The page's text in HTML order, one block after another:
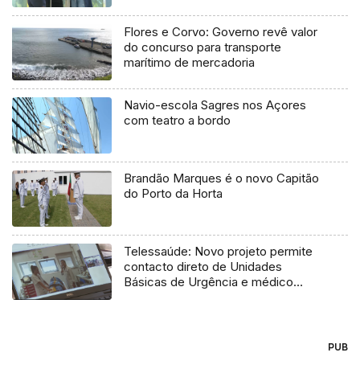
Flores e Corvo: Governo revê valor
do concurso para transporte
marítimo de mercadoria
Navio-escola Sagres nos Açores
com teatro a bordo
Brandão Marques é o novo Capitão
do Porto da Horta
Telessaúde: Novo projeto permite
contacto direto de Unidades
Básicas de Urgência e médico
PUB